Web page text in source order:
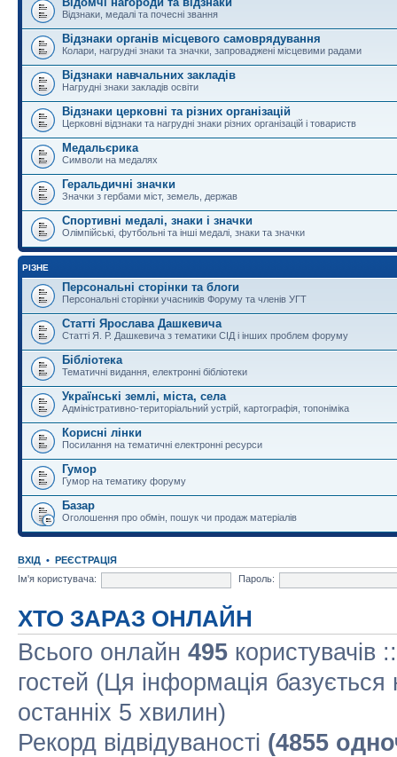
Відзнаки, медалі та почесні звання
Відзнаки органів місцевого самоврядування
Колари, нагрудні знаки та значки, запроваджені місцевими радами
Відзнаки навчальних закладів
Нагрудні знаки закладів освіти
Відзнаки церковні та різних організацій
Церковні відзнаки та нагрудні знаки різних організацій і товариств
Медальєрика
Символи на медалях
Геральдичні значки
Значки з гербами міст, земель, держав
Спортивні медалі, знаки і значки
Олімпійські, футбольні та інші медалі, знаки та значки
РІЗНЕ
Персональні сторінки та блоги
Персональні сторінки учасників Форуму та членів УГТ
Статті Ярослава Дашкевича
Статті Я. Р. Дашкевича з тематики СІД і інших проблем форуму
Бібліотека
Тематичні видання, електронні бібліотеки
Українські землі, міста, села
Адміністративно-територіальний устрій, картографія, топоніміка
Корисні лінки
Посилання на тематичні електронні ресурси
Гумор
Гумор на тематику форуму
Базар
Оголошення про обмін, пошук чи продаж матеріалів
ВХІД • РЕЄСТРАЦІЯ
Ім'я користувача:
Пароль:
ХТО ЗАРАЗ ОНЛАЙН
Всього онлайн 495 користувачів
гостей (Ця інформація базується
останніх 5 хвилин)
Рекорд відвідуваності (4855